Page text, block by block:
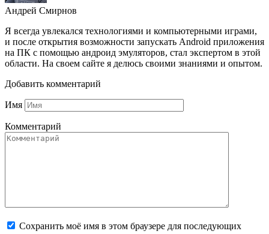
Андрей Смирнов
Я всегда увлекался технологиями и компьютерными играми,
и после открытия возможности запускать Android приложения
на ПК с помощью андроид эмуляторов, стал экспертом в этой
области. На своем сайте я делюсь своими знаниями и опытом.
Добавить комментарий
Имя
Комментарий
Сохранить моё имя в этом браузере для последующих